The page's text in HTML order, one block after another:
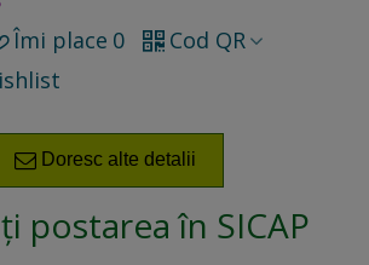
Îmi place 0
Cod QR
Doresc alte detalii
postarea în SICAP